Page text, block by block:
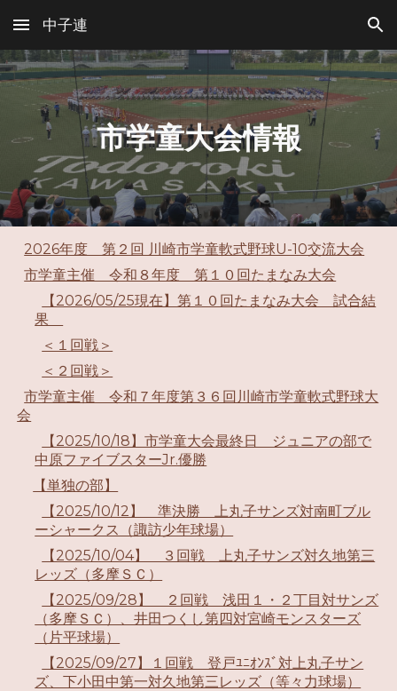
Skip to main content Skip to navigation
中子連
市学童大会情報
2026年度 第２回 川崎市学童軟式野球U-10交流大会
市学童主催 令和８年度 第１０回たまなみ大会
【2026/05/25現在】第１０回たまなみ大会 試合結
果
＜１回戦＞
＜２回戦＞
市学童主催 令和７年度第３６回川崎市学童軟式野球大
会
【2025/10/18】市学童大会最終日 ジュニアの部で
中原ファイブスターJr.優勝
【単独の部】
【2025/10/12】 準決勝 上丸子サンズ対南町ブル
ーシャークス（諏訪少年球場）
【2025/10/04】 ３回戦 上丸子サンズ対久地第三
レッズ（多摩ＳＣ）
【2025/09/28】 ２回戦 浅田１・２丁目対サンズ
（多摩ＳＣ）、井田つくし第四対宮崎モンスターズ
（片平球場）
【2025/09/27】１回戦 登戸ﾕﾆｵﾝｽﾞ対上丸子サン
ズ、下小田中第一対久地第三レッズ（等々力球場）